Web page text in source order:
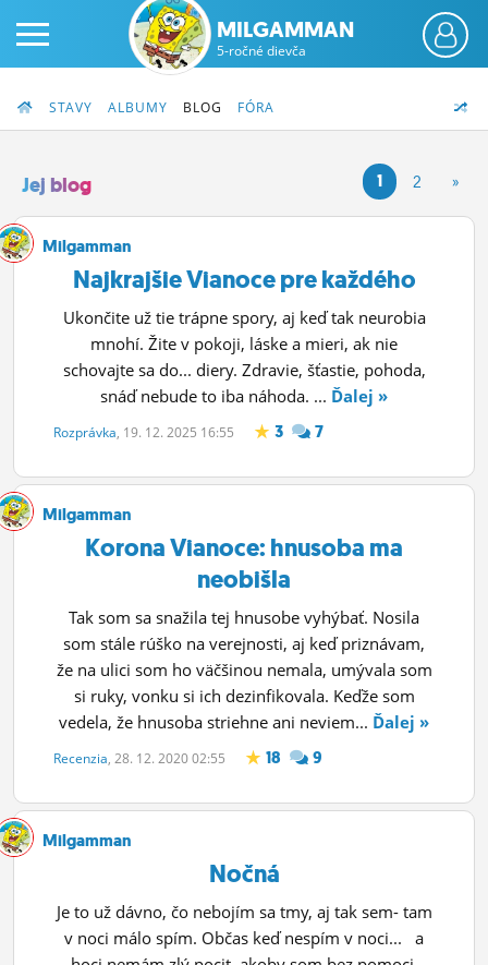
PRIHLÁS SA
ČINŽIAK
FÓRUM
STATUSY
BLOGY
ĽUDIA
MÔJ PROFIL
ROLETA
MILGAMMAN
5-ročné dievča
STAVY ALBUMY BLOG FÓRA
Jej blog 1 2 »
Milgamman
Najkrajšie Vianoce pre každého
Ukončite už tie trápne spory, aj keď tak neurobia
mnohí. Žite v pokoji, láske a mieri, ak nie
schovajte sa do... diery. Zdravie, šťastie, pohoda,
snáď nebude to iba náhoda. ... Ďalej »
Rozprávka, 19. 12. 2025 16:55 3 7
Milgamman
Korona Vianoce: hnusoba ma
neobišla
Tak som sa snažila tej hnusobe vyhýbať. Nosila
som stále rúško na verejnosti, aj keď priznávam,
že na ulici som ho väčšinou nemala, umývala som
si ruky, vonku si ich dezinfikovala. Keďže som
vedela, že hnusoba striehne ani neviem... Ďalej »
Recenzia, 28. 12. 2020 02:55 18 9
Milgamman
Nočná
Je to už dávno, čo nebojím sa tmy, aj tak sem- tam
v noci málo spím. Občas keď nespím v noci... a